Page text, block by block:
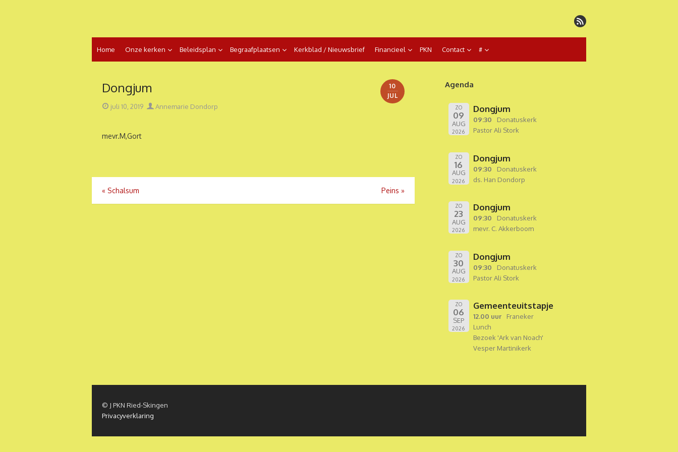
inhoud
Home Onze kerken Beleidsplan Begraafplaatsen Kerkblad / Nieuwsbrief Financieel PKN Contact #
Dongjum
10
JUL
Geplaatst
juli 10, 2019 Auteur
Annemarie Dondorp
mevr.M,Gort
Bericht
navigatie
« Schalsum Peins »
Agenda
ZO
09
AUG
2026
Dongjum
09:30
Donatuskerk
Pastor Ali Stork
ZO
16
AUG
2026
Dongjum
09:30
Donatuskerk
ds. Han Dondorp
ZO
23
AUG
2026
Dongjum
09:30
Donatuskerk
mevr. C. Akkerboom
ZO
30
AUG
2026
Dongjum
09:30
Donatuskerk
Pastor Ali Stork
ZO
06
SEP
2026
Gemeenteuitstapje
12.00 uur
Franeker
Lunch
Bezoek 'Ark van Noach'
Vesper Martinikerk
© J PKN Ried-Skingen
Privacyverklaring